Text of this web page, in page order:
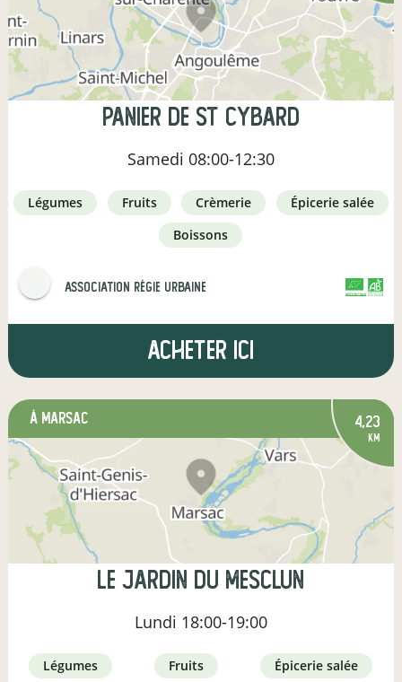
Panier de St Cybard
Samedi 08:00-12:30
légumes fruits crèmerie
épicerie salée
boissons
Association Régie Urbaine CERTIFIÉ PAR FR-BIO-01
AGRICULTURE FRANCE
Acheter ici
à Marsac 4,23
km
LE jARDIN DU MESCLUN
Lundi 18:00-19:00
légumes fruits épicerie salée